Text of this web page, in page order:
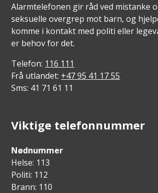
Alarmtelefonen gir råd ved mistanke
seksuelle overgrep mot barn, og
komme i kontakt med politi eller
er behov for det.
Telefon: 116 111
Frå utlandet: +47 95 41 17 55
Sms: 41 71 61 11
Viktige telefonnummer
Nødnummer
Helse: 113
Politi: 112
Brann: 110